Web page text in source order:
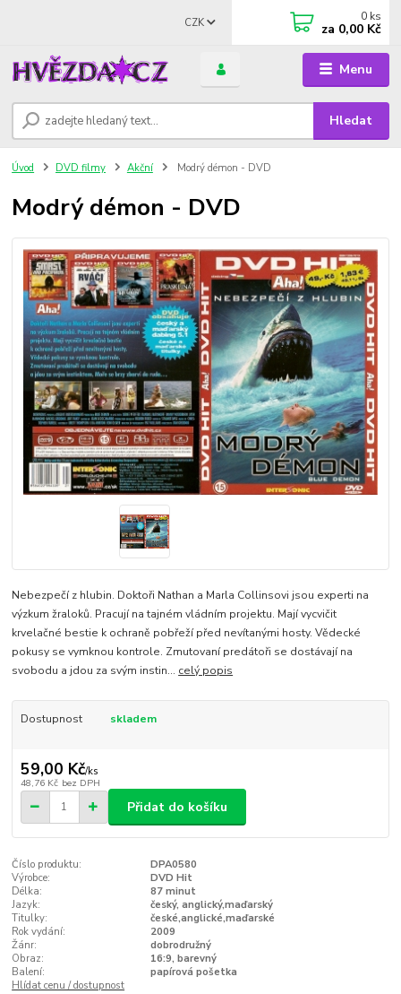
Menu
CZK
Hledat
0 ks
za 0,00 Kč
Úvod DVD filmy Akční Modrý démon - DVD
Modrý démon - DVD
Nebezpečí z hlubin. Doktoři Nathan a Marla Collinsovi jsou experti na
výzkum žraloků. Pracují na tajném vládním projektu. Mají vycvičit
krvelačné bestie k ochraně pobřeží před nevítanými hosty. Vědecké
pokusy se vymknou kontrole. Zmutovaní predátoři se dostávají na
svobodu a jdou za svým instin... celý popis
Dostupnost skladem
59,00 Kč/ks
48,76 Kč bez DPH
Přidat do košíku
Číslo produktu:
DPA0580
Výrobce:
DVD Hit
Délka:
87 minut
Jazyk:
český, anglický,maďarský
Titulky:
české,anglické,maďarské
Rok vydání:
2009
Žánr:
dobrodružný
Obraz:
16:9, barevný
Balení:
papírová pošetka
Hlídat cenu / dostupnost